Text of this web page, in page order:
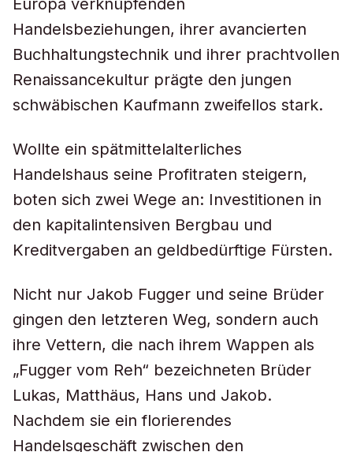
Europa verknüpfenden
Handelsbeziehungen, ihrer avancierten
Buchhaltungstechnik und ihrer prachtvollen
Renaissancekultur prägte den jungen
schwäbischen Kaufmann zweifellos stark.
Wollte ein spätmittelalterliches
Handelshaus seine Profitraten steigern,
boten sich zwei Wege an: Investitionen in
den kapitalintensiven Bergbau und
Kreditvergaben an geldbedürftige Fürsten.
Nicht nur Jakob Fugger und seine Brüder
gingen den letzteren Weg, sondern auch
ihre Vettern, die nach ihrem Wappen als
„Fugger vom Reh“ bezeichneten Brüder
Lukas, Matthäus, Hans und Jakob.
Nachdem sie ein florierendes
Handelsgeschäft zwischen den